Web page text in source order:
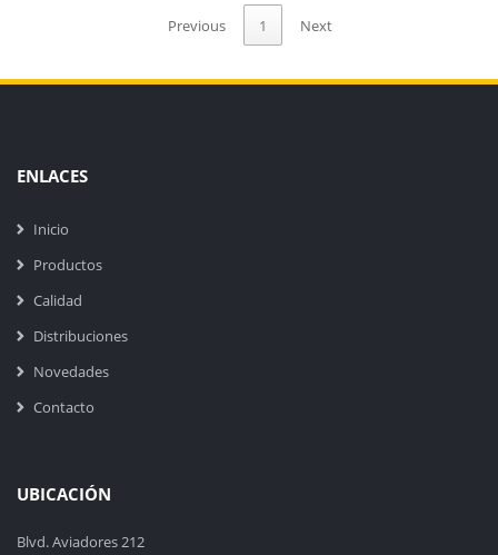
Previous 1 Next
ENLACES
Inicio
Productos
Calidad
Distribuciones
Novedades
Contacto
UBICACIÓN
Blvd. Aviadores 212